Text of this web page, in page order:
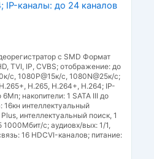
c SMD Формат
TVI, IP, CVBS; отображение: до
с, 1080P@15к/с, 1080N@25к/с;
H.265, H.264+, H.264; IP-
накопители: 1 SATA III до
16кн интеллектуальный
интеллектуальный поиск, 1
1000Мбит/с; аудиовх/вых: 1/1,
16 HDCVI-каналов; питание: